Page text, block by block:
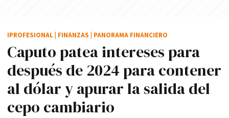
Caputo patea intereses para
después de 2024 para contener
al dólar y apurar la salida del
cepo cambiario
IPROFESIONAL FINANZAS PANORAMA FINANCIERO